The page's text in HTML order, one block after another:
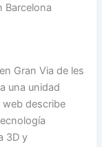
Barcelona
Gran Via de les
una unidad
web describe
3D y